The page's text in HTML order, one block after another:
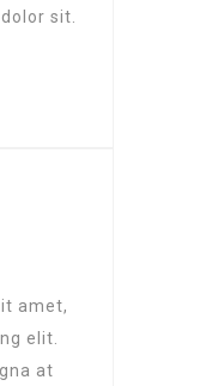
sit.
amet,
elit.
at